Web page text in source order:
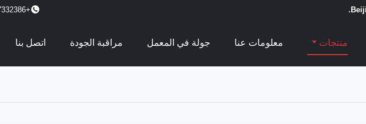
+8613667332386
منتجات معلومات عنا جولة في المعمل مراقبة الجودة اتصل بنا